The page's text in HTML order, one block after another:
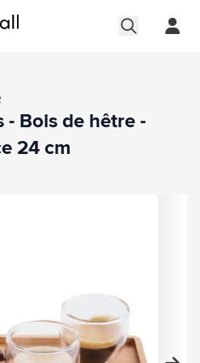
- Bois de hêtre -
24 cm